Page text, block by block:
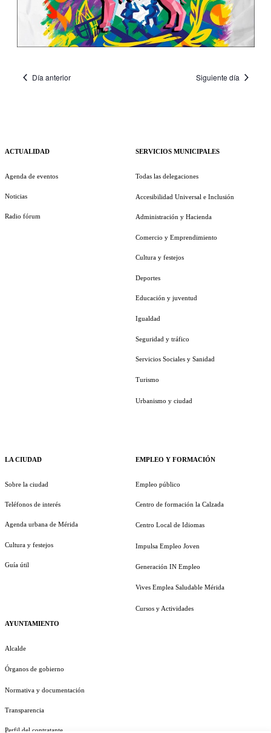
Día anterior Siguiente día
ACTUALIDAD
Agenda de eventos
Noticias
Radio fórum
LA CIUDAD
Sobre la ciudad
Teléfonos de interés
Agenda urbana de Mérida
Cultura y festejos
Guía útil
AYUNTAMIENTO
Alcalde
Órganos de gobierno
Normativa y documentación
Transparencia
Perfil del contratante
SERVICIOS MUNICIPALES
Todas las delegaciones
Accesibilidad Universal e Inclusión
Administración y Hacienda
Comercio y Emprendimiento
Cultura y festejos
Deportes
Educación y juventud
Igualdad
Seguridad y tráfico
Servicios Sociales y Sanidad
Turismo
Urbanismo y ciudad
EMPLEO Y FORMACIÓN
Empleo público
Centro de formación la Calzada
Centro Local de Idiomas
Impulsa Empleo Joven
Generación IN Empleo
Vives Emplea Saludable Mérida
Cursos y Actividades